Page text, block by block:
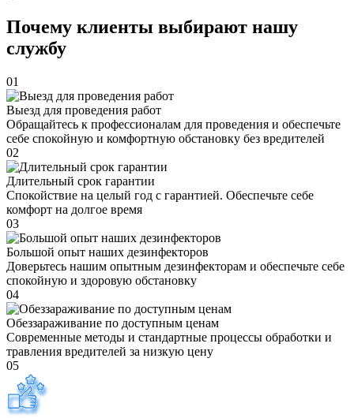
Почему клиенты выбирают нашу
службу
01
Выезд для проведения работ
Обращайтесь к профессионалам для проведения и обеспечьте
себе спокойную и комфортную обстановку без вредителей
02
Длительный срок гарантии
Спокойствие на целый год с гарантией. Обеспечьте себе
комфорт на долгое время
03
Большой опыт наших дезинфекторов
Доверьтесь нашим опытным дезинфекторам и обеспечьте себе
спокойную и здоровую обстановку
04
Обеззараживание по доступным ценам
Современные методы и стандартные процессы обработки и
травления вредителей за низкую цену
05